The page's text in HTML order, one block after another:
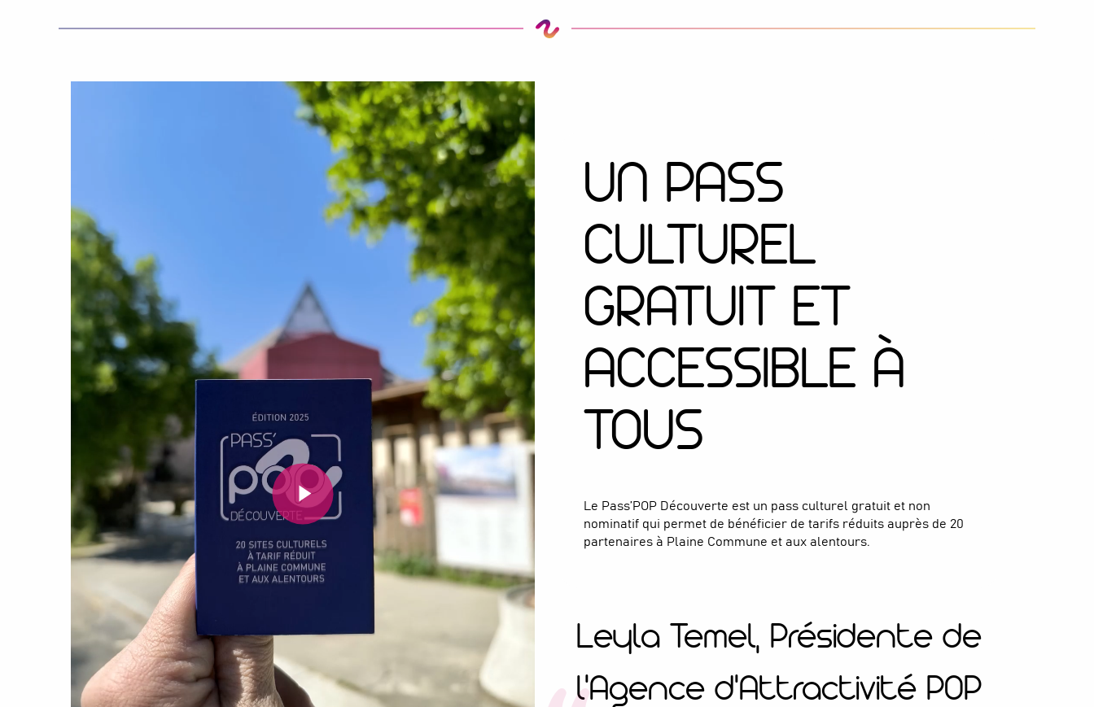
UN PASS
CULTUREL
GRATUIT ET
ACCESSIBLE À
TOUS
Le Pass’POP Découverte est un pass culturel gratuit et non
nominatif qui permet de bénéficier de tarifs réduits auprès de 20
partenaires à Plaine Commune et aux alentours.
Leyla Temel, Présidente de
l'Agence d'Attractivité POP